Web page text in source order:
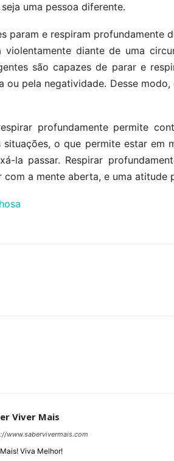
uma pessoa diferente.
param e respiram profundamente
diante de uma
são capazes de parar e
ou pela negatividade. Desse
profundamente permite
o que permite estar em
la passar. Respirar
com a mente aberta, e uma atitude
Viver Mais
www.sabervivermais.com
Viva Melhor!